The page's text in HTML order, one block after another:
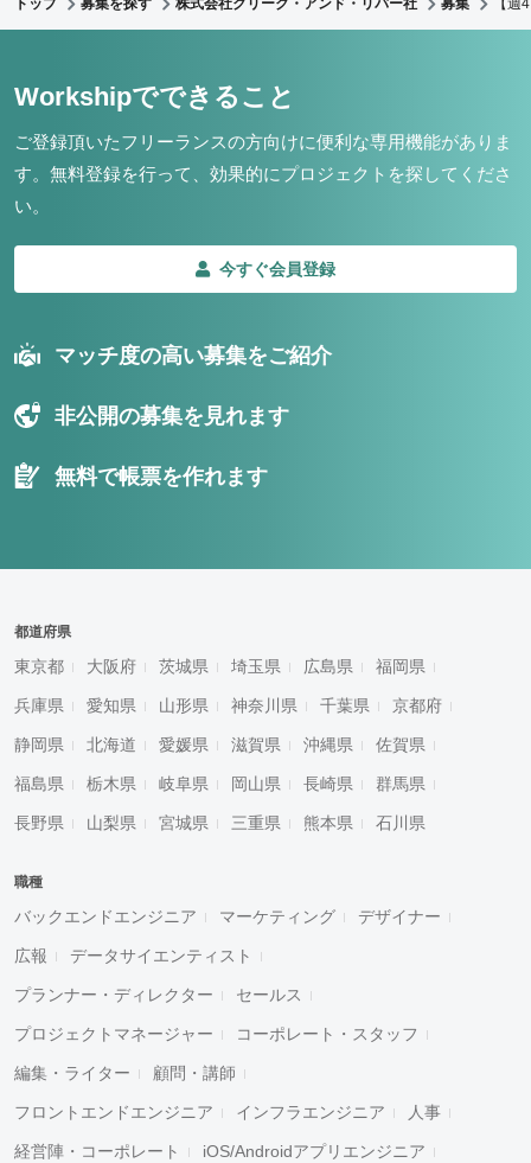
トップ 募集を探す 株式会社クリーク・アンド・リバー社 募集 【
Workshipでできること
ご登録頂いたフリーランスの方向けに便利な専用機能がありま
す。 無料登録を行って、効果的にプロジェクトを探してくださ
い。
今すぐ会員登録
マッチ度の高い募集をご紹介
非公開の募集を見れます
無料で帳票を作れます
都道府県
東京都 大阪府 茨城県 埼玉県 広島県 福岡県
兵庫県 愛知県 山形県 神奈川県 千葉県 京都府
静岡県 北海道 愛媛県 滋賀県 沖縄県 佐賀県
福島県 栃木県 岐阜県 岡山県 長崎県 群馬県
長野県 山梨県 宮城県 三重県 熊本県 石川県
職種
バックエンドエンジニア マーケティング デザイナー
広報 データサイエンティスト
プランナー・ディレクター セールス
プロジェクトマネージャー コーポレート・スタッフ
編集・ライター 顧問・講師
フロントエンドエンジニア インフラエンジニア 人事
経営陣・コーポレート iOS/Androidアプリエンジニア